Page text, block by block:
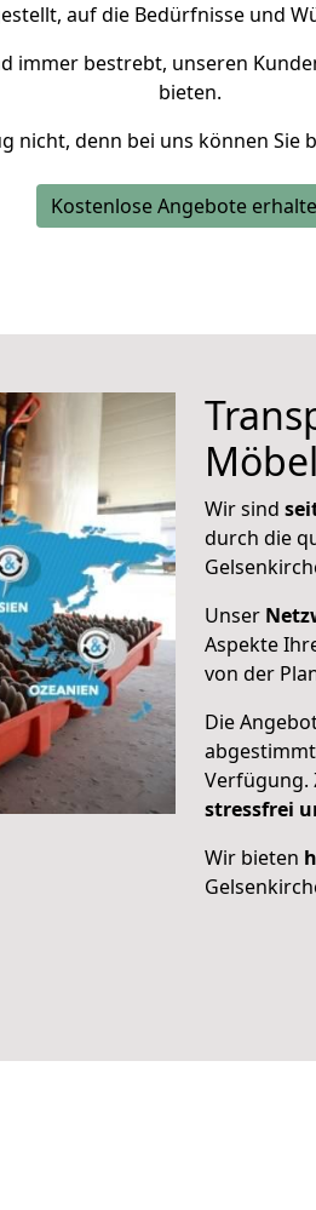
auf die Bedürfnisse und
immer bestrebt, unseren
bieten.
nicht, denn bei uns können Sie
Kostenlose Angebote
Wir sind
durch die
Unser
Aspekte
von der
Die
Verfügung.
stressfrei
Wir bieten